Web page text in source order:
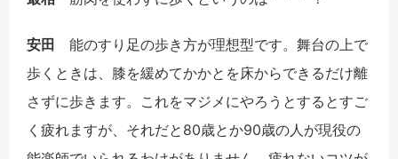
安田 能のすり足の歩き方が理想型です。舞台の上で
歩くときは、膝を緩めてかかとを床からできるだけ離
さずに歩きます。これをマジメにやろうとするとすご
く疲れますが、それだと 80歳とか90歳の人が現役の